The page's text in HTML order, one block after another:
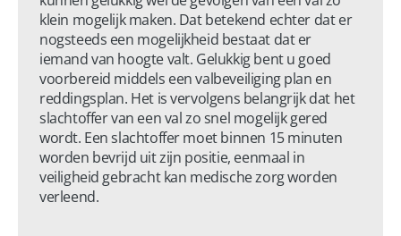
klein mogelijk maken. Dat betekend echter dat er
nogsteeds een mogelijkheid bestaat dat er
iemand van hoogte valt. Gelukkig bent u goed
voorbereid middels een valbeveiliging plan en
reddingsplan. Het is vervolgens belangrijk dat het
slachtoffer van een val zo snel mogelijk gered
wordt. Een slachtoffer moet binnen 15 minuten
worden bevrijd uit zijn positie, eenmaal in
veiligheid gebracht kan medische zorg worden
verleend.